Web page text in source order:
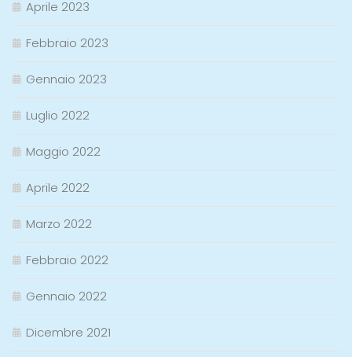
Aprile 2023
Febbraio 2023
Gennaio 2023
Luglio 2022
Maggio 2022
Aprile 2022
Marzo 2022
Febbraio 2022
Gennaio 2022
Dicembre 2021